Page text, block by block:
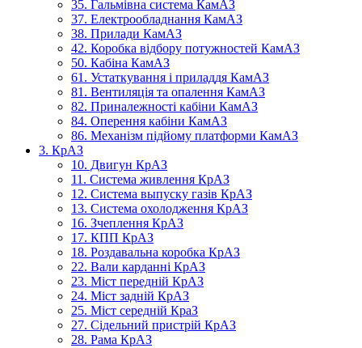
35. Гальмівна система КамАЗ
37. Електрообладнання КамАЗ
38. Прилади КамАЗ
42. Коробка відбору потужностей КамАЗ
50. Кабіна КамАЗ
61. Устаткування і приладдя КамАЗ
81. Вентиляція та опалення КамАЗ
82. Приналежності кабіни КамАЗ
84. Оперення кабіни КамАЗ
86. Механізм підйому платформи КамАЗ
3. КрАЗ
10. Двигун КрАЗ
11. Система живлення КрАЗ
12. Система выпуску газів КрАЗ
13. Система охолодження КрАЗ
16. Зчеплення КрАЗ
17. КПП КрАЗ
18. Роздавальна коробка КрАЗ
22. Вали карданні КрАЗ
23. Міст передній КрАЗ
24. Міст задній КрАЗ
25. Міст середній КраЗ
27. Сідельний пристрій КрАЗ
28. Рама КрАЗ